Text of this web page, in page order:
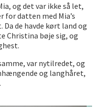
og det var ikke så let,
for datten med Mia’s
de havde kørt land og
Christina bøje sig, og
var nytilredet, og
og langhåret,